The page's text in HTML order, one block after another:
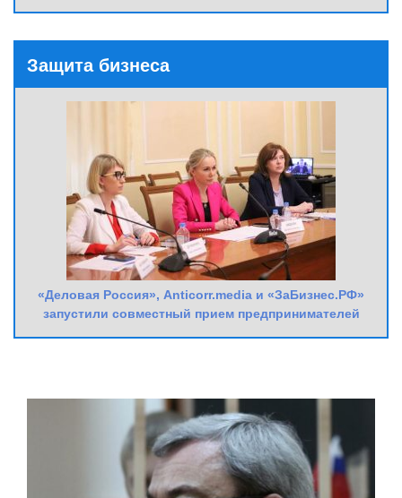
Защита бизнеса
«Деловая Россия», Anticorr.media и «ЗаБизнес.РФ»
запустили совместный прием предпринимателей